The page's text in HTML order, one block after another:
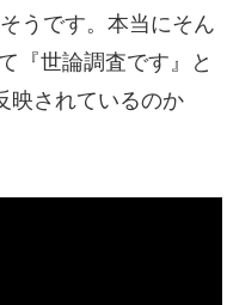
うです。本当にそん
『世論調査です』と
映されているのか